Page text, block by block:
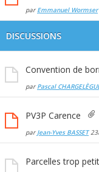
par Emmanuel Wormser
DISCUSSIONS
Convention de
par Pascal
PV3P Carence
par Jean-Yves BASSET
Parcelles trop